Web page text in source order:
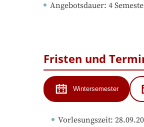
Angebotsdauer: 4
Fristen und
Wintersemester
Vorlesungszeit: